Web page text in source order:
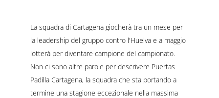
La squadra di Cartagena giocherà tra un mese per
la leadership del gruppo contro l'Huelva e a maggio
lotterà per diventare campione del campionato.
Non ci sono altre parole per descrivere Puertas
Padilla Cartagena, la squadra che sta portando a
termine una stagione eccezionale nella massima